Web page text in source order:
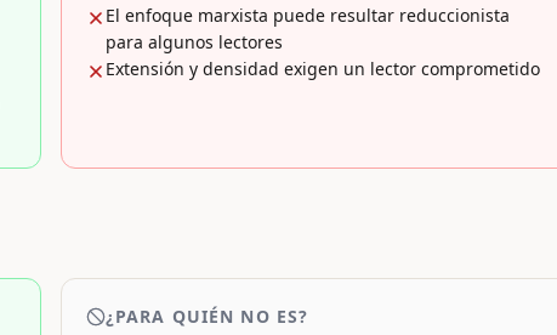
El enfoque marxista puede resultar reduccionista
para algunos lectores
Extensión y densidad exigen un lector comprometido
¿PARA QUIÉN NO ES?